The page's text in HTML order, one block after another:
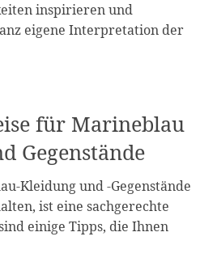
inspirieren und
eigene Interpretation der
für Marineblau
Gegenstände
Kleidung und -Gegenstände
ist eine sachgerechte
einige Tipps, die Ihnen